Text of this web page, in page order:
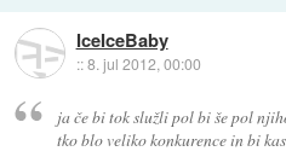
IceIceBaby
::8. jul 2012, 00:00
ja če bi tok služli pol bi še pol
tko blo veliko konkurence in bi